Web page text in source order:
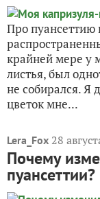
Про пуансеттию
крайней мере у
листья, был
не собирался. Я
цветок мне...
Lera_Fox 28
Почему
пуансеттии?